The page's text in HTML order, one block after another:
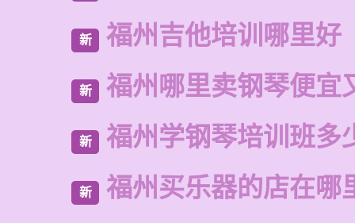
新 福州吉他培训哪里好
新 福州哪里卖钢琴便宜
新 福州学钢琴培训班多
新 福州买乐器的店在哪